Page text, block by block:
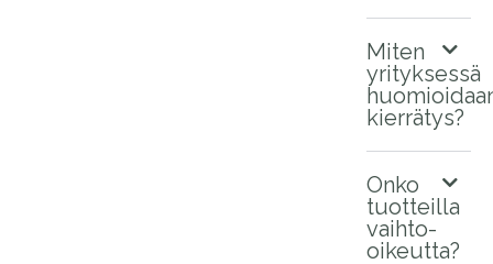
Miten
yrityksessä
kierrätys?
Onko
tuotteilla
vaihto-
oikeutta?